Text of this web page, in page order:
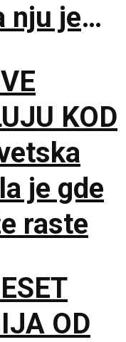
nju je
KOD
je gde
raste
OD